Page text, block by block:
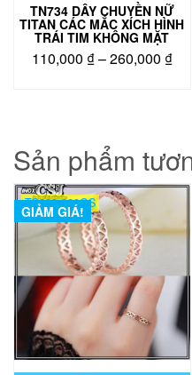
TN734 DÂY CHUYỀN NỮ
TITAN CÁC MẮC XÍCH HÌNH
TRÁI TIM KHÔNG MẶT
110,000 ₫–260,000 ₫
nhiều
biến
thể.
Các
tùy
chọn
có
thể
được
chọn
trang
Sản phẩm
GIẢM GIÁ!
TC008-020GS